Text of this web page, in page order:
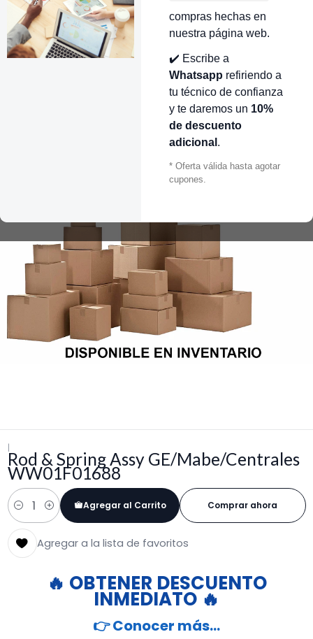
compras hechas en
nuestra página web.
✔️ Escribe a
Whatsapp refiriendo a
tu técnico de confianza
y te daremos un 10%
de descuento
adicional .
* Oferta válida hasta agotar
cupones.
|
Rod & Spring Assy GE/Mabe/Centrales
WW01F01688
Cantidad
Agregar al Carrito Comprar ahora
Agregar a la lista de favoritos
🔥 OBTENER DESCUENTO
INMEDIATO 🔥
👉 Conocer más…